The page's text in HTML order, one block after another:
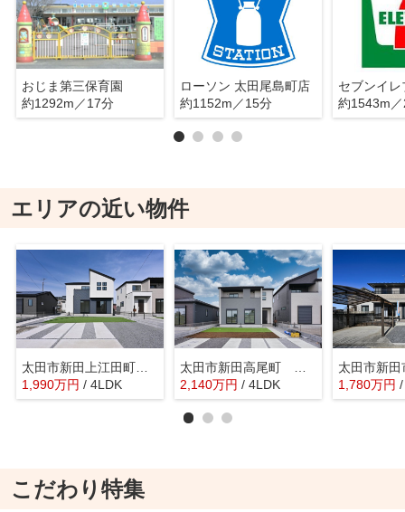
おじま第三保育園
約1292m／17分
ローソン 太田尾島町店
約1152m／15分
約1543m
エリアの近い物件
太田市新田上江田町 タクトホーム
1,990万円 / 4LDK
2,140万円 / 4LDK 1,780万円
こだわり特集